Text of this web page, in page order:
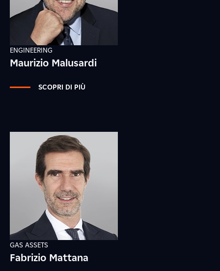
ENGINEERING
Maurizio Malusardi
SCOPRI DI PIÙ
GAS ASSETS
Fabrizio Mattana